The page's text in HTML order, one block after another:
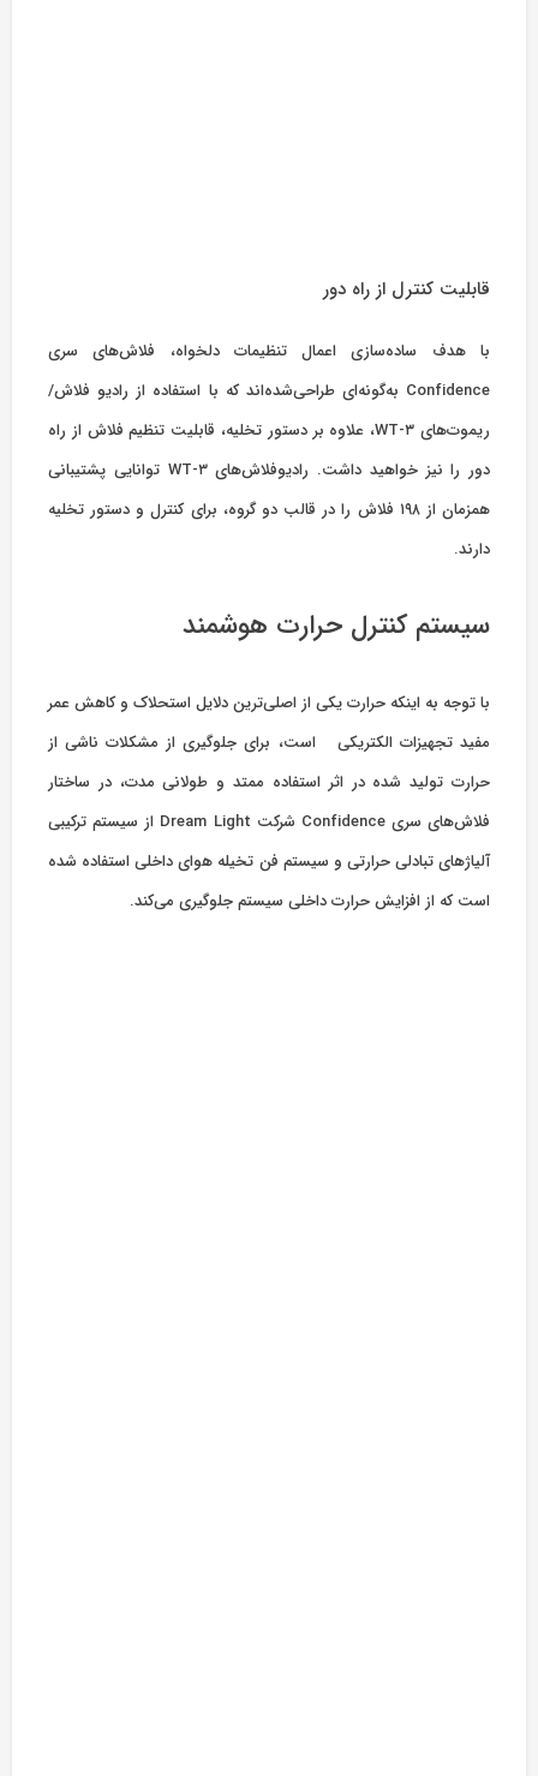
قابلیت کنترل از راه دور
با هدف ساده‌سازی اعمال تنظیمات دلخواه، فلاش‌های سری
Confidence به‌گونه‌ای طراحی‌شده‌اند که با استفاده از رادیو فلاش/‌
ریموت‌های WT-۳،‌ علاوه بر دستور تخلیه، قابلیت تنظیم فلاش از راه
دور را نیز خواهید داشت. رادیوفلاش‌های WT-۳ توانایی پشتیبانی
همزمان از ۱۹۸ فلاش را در قالب دو گروه، برای کنترل و دستور تخلیه
دارند.
سیستم کنترل حرارت هوشمند
با توجه به اینکه حرارت یکی از اصلی‌ترین دلایل استحلاک و کاهش عمر
مفید تجهیزات الکتریکی است، برای جلوگیری از مشکلات ناشی از
حرارت تولید شده در اثر استفاده ممتد و طولانی مدت، در ساختار
فلاش‌های سری Confidence شرکت Dream Light از سیستم ترکیبی
آلیاژهای تبادلی حرارتی و سیستم فن تخیله هوای داخلی استفاده ‌شده
است که از افزایش حرارت داخلی سیستم جلوگیری می‌کند.